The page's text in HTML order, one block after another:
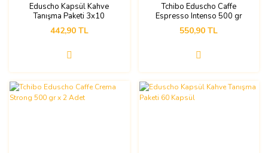
Eduscho Kapsül Kahve
Tanışma Paketi 3x10
(Nespresso Uyumlu)
442,90 TL
Tchibo Eduscho Caffe
Espresso Intenso 500 gr
550,90 TL